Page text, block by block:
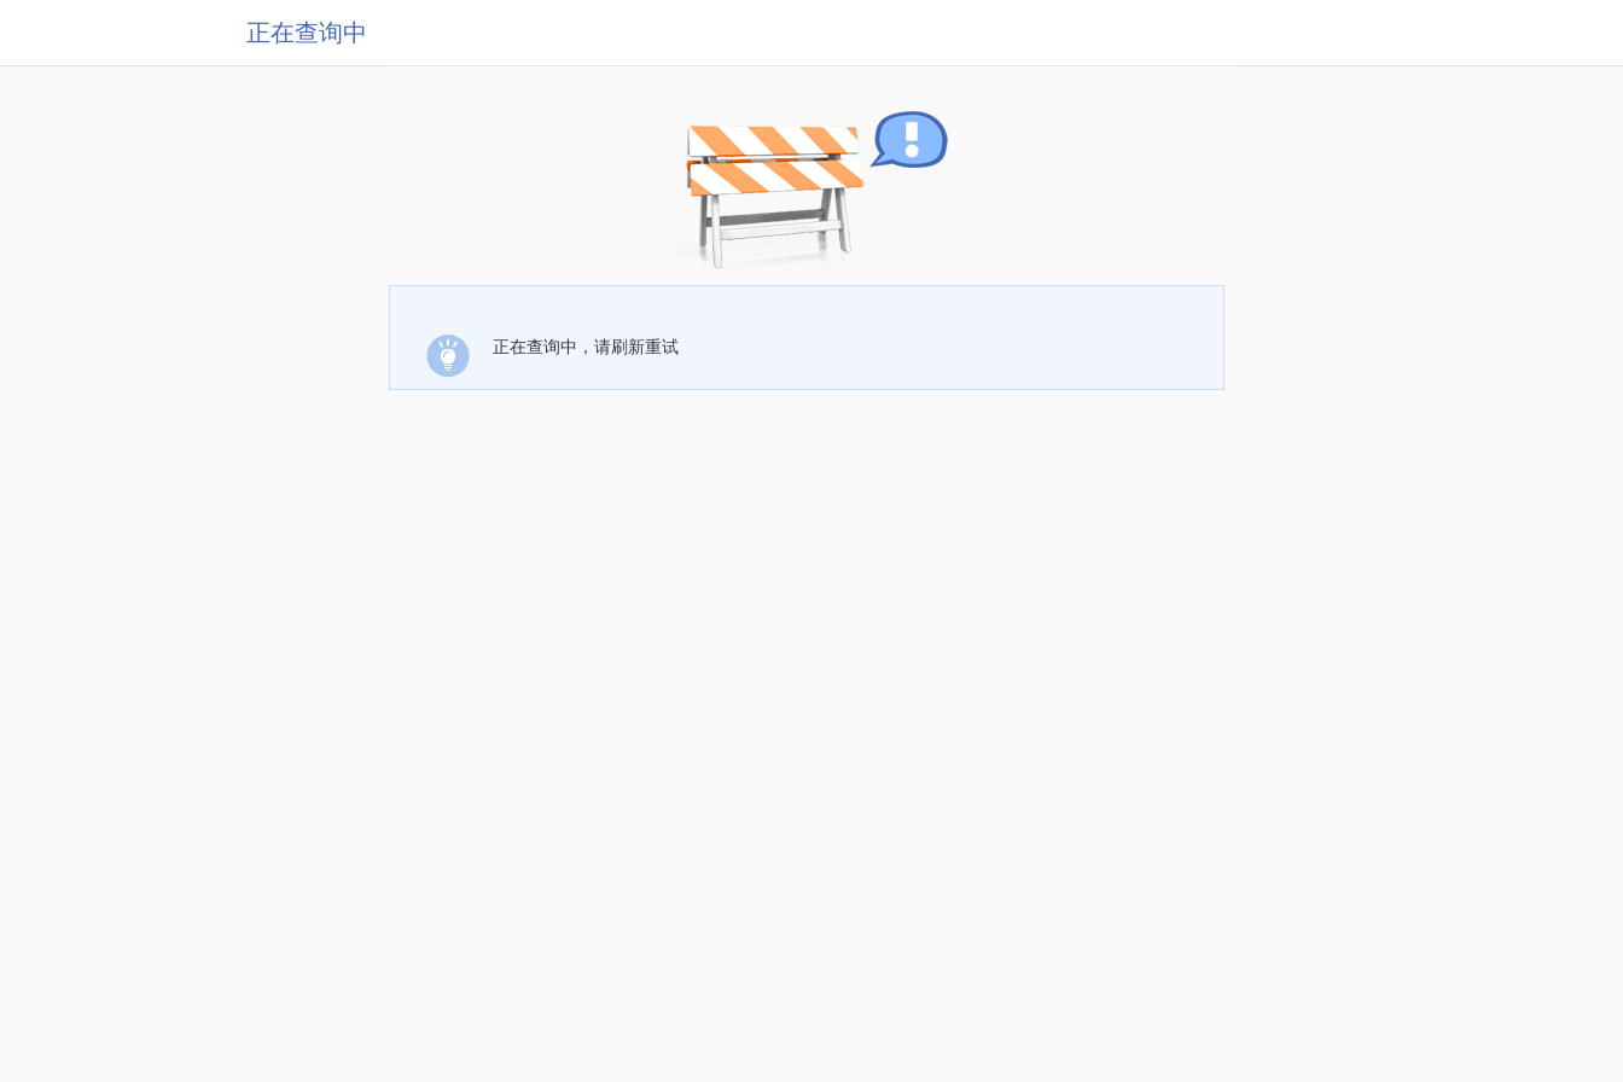
正在查询中
正在查询中，请刷新重试